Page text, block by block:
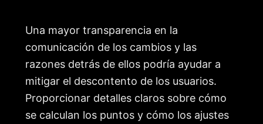
Una mayor transparencia en la
comunicación de los cambios y las
razones detrás de ellos podría ayudar a
mitigar el descontento de los usuarios.
Proporcionar detalles claros sobre cómo
se calculan los puntos y cómo los ajustes